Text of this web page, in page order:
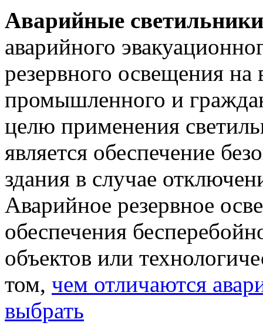
Аварийные светильники
аварийного
резервного освещения
промышленного и
целю применения
является обеспечение
здания в случае
Аварийное резервное
обеспечения
объектов или
том, чем отличаются
выбрать